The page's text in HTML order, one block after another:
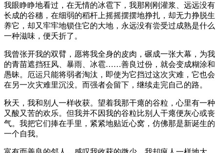
我眼睁睁地看过，在无情的冰雹下，我那刚刚灌浆、远远没有
长成的谷穗，在细弱的稻杆上摇摇摆摆地挣扎，却无力挣脱生
养它，却又牢牢地锁住它的大地，永远没有尝受过成熟是什么
一种滋味，便夭折了。
我曾张开我的双臂，愿将我全身的皮肉，碾成一张大幕，为我
的青苗遮挡狂风、暴雨、冰雹……善良过份，就会变成糊涂和
愚昧。厄运只能将弱者淘汰，即使为它挡过这次灾难，它也会
在另一次灾难里沉没。而强者会留下，继续走完自己的路。
秋天，我和别人一样收获。望着我那干瘪的谷粒，心里有一种
又酸又苦的欢乐。但我并不因我的谷粒比别人干瘪便灰心或丧
气。我把它们捧在手里，紧紧地贴近心窝，仿佛那是新诞生的
一个自我。